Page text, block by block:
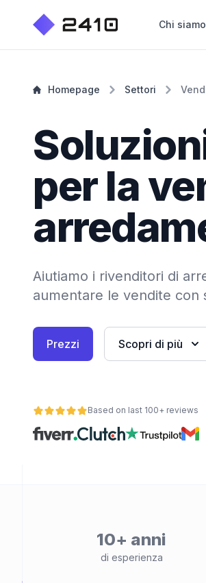
Chi siamo
Homepage Settori
per la
Aiutiamo i rivenditori di
aumentare le vendite con
Prezzi Scopri di più
Based on last 100+ reviews
10+ anni
di esperienza